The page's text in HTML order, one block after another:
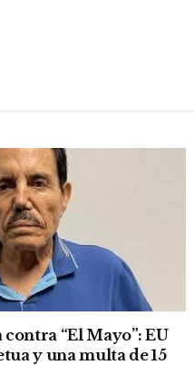
“El Mayo”: EU
y una multa de 15